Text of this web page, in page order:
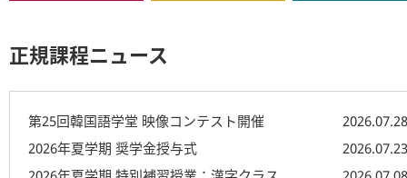
正規課程ニュース
第25回韓国語学堂 映像コンテスト開催
2026.07.28
2026年夏学期 奨学金授与式
2026.07.23